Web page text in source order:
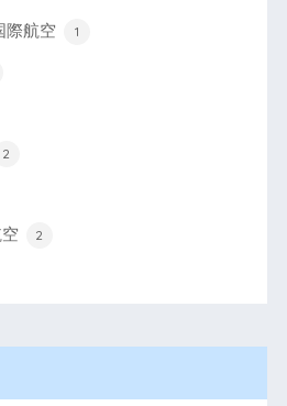
際航空 1
2
2